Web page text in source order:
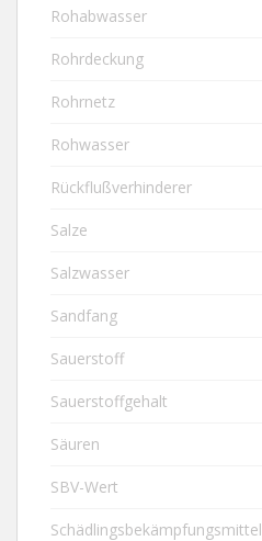
Rohabwasser
Rohrdeckung
Rohrnetz
Rohwasser
Rückflußverhinderer
Salze
Salzwasser
Sandfang
Sauerstoff
Sauerstoffgehalt
Säuren
SBV-Wert
Schädlingsbekämpfungsmittel